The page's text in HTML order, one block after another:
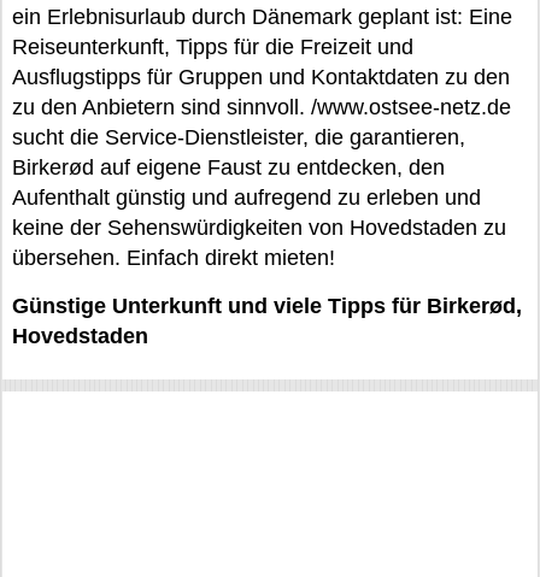
ein Erlebnisurlaub durch Dänemark geplant ist: Eine
Reiseunterkunft, Tipps für die Freizeit und
Ausflugstipps für Gruppen und Kontaktdaten zu den
zu den Anbietern sind sinnvoll. /www.ostsee-netz.de
sucht die Service-Dienstleister, die garantieren,
Birkerød auf eigene Faust zu entdecken, den
Aufenthalt günstig und aufregend zu erleben und
keine der Sehenswürdigkeiten von Hovedstaden zu
übersehen. Einfach direkt mieten!
Günstige Unterkunft und viele Tipps für Birkerød,
Hovedstaden